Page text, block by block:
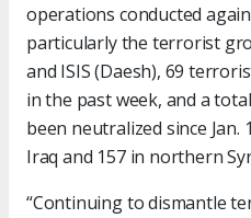
operations conducted
particularly the terrorist
and ISIS (Daesh), 69
in the past week, and a
been neutralized since
Iraq and 157 in northern
“Continuing to dismantle